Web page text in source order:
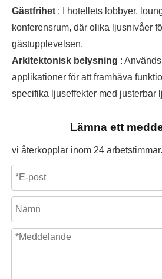
Gästfrihet : I hotellets lobbyer,
konferensrum, där olika ljusnivåer
gästupplevelsen.
Arkitektonisk belysning :
applikationer för att framhäva
specifika ljuseffekter med justerbar
Lämna ett
vi återkopplar inom 24 arbetstimmar.